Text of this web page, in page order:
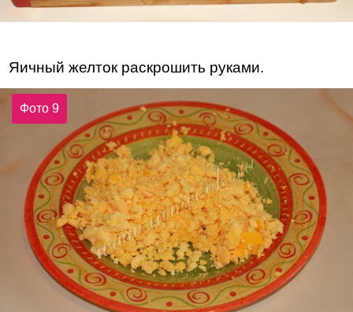
Яичный желток раскрошить руками.
Фото 9